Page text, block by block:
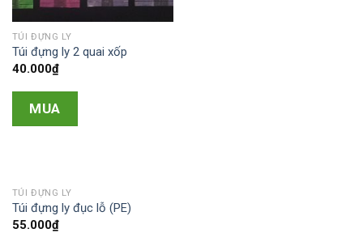
TÚI ĐỰNG LY
Túi đựng ly 2 quai xốp
40.000₫
MUA
TÚI ĐỰNG LY
Túi đựng ly đục lỗ (PE)
55.000₫